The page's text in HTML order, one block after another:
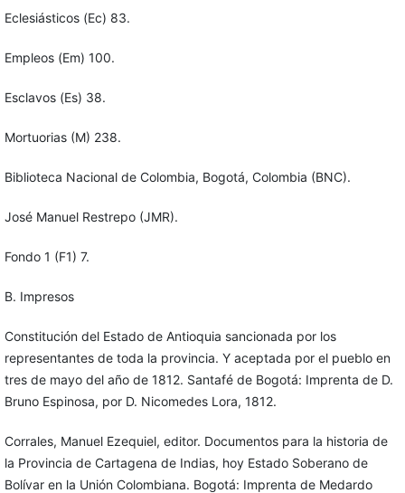
Eclesiásticos (Ec) 83.
Empleos (Em) 100.
Esclavos (Es) 38.
Mortuorias (M) 238.
Biblioteca Nacional de Colombia, Bogotá, Colombia (BNC).
José Manuel Restrepo (JMR).
Fondo 1 (F1) 7.
B. Impresos
Constitución del Estado de Antioquia sancionada por los
representantes de toda la provincia. Y aceptada por el pueblo en
tres de mayo del año de 1812. Santafé de Bogotá: Imprenta de D.
Bruno Espinosa, por D. Nicomedes Lora, 1812.
Corrales, Manuel Ezequiel, editor. Documentos para la historia de
la Provincia de Cartagena de Indias, hoy Estado Soberano de
Bolívar en la Unión Colombiana. Bogotá: Imprenta de Medardo